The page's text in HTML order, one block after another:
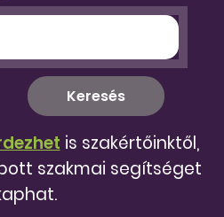
is szakértőinktől,
szakmai segítséget